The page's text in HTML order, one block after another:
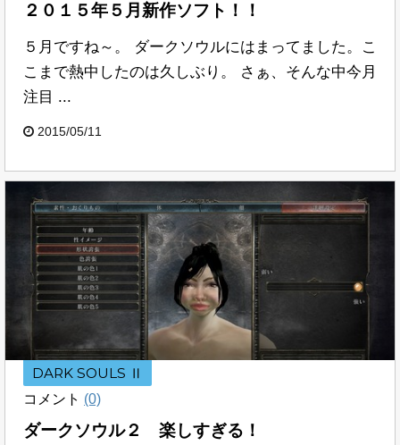
２０１５年５月新作ソフト！！
５月ですね～。 ダークソウルにはまってました。こ
こまで熱中したのは久しぶり。 さぁ、そんな中今月
注目 ...
2015/05/11
DARK SOULS Ⅱ
コメント (0)
ダークソウル２ 楽しすぎる！